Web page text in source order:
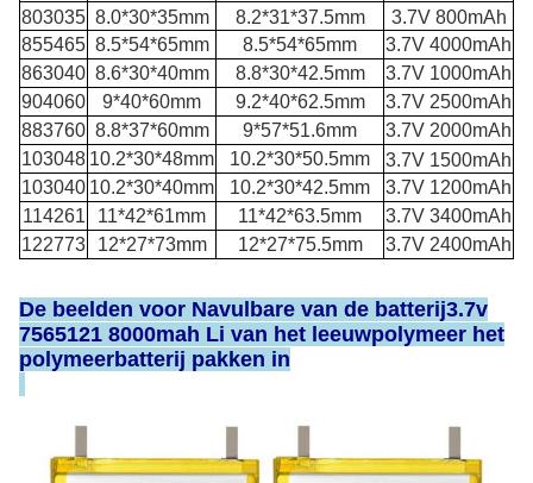
803035 8.0*30*35mm 8.2*31*37.5mm
3.7V 800mAh
855465 8.5*54*65mm 8.5*54*65mm
3.7V 4000mAh
863040 8.6*30*40mm 8.8*30*42.5mm
3.7V 1000mAh
904060
9*40*60mm 9.2*40*62.5mm
3.7V 2500mAh
883760 8.8*37*60mm 9*57*51.6mm
3.7V 2000mAh
103048 10.2*30*48mm 10.2*30*50.5mm
3.7V 1500mAh
103040 10.2*30*40mm 10.2*30*42.5mm
3.7V 1200mAh
114261
11*42*61mm 11*42*63.5mm
3.7V 3400mAh
122773
12*27*73mm 12*27*75.5mm 3.7V 2400mAh
De beelden voor Navulbare van de batterij3.7v
7565121 8000mah Li van het leeuwpolymeer het
polymeerbatterij pakken in